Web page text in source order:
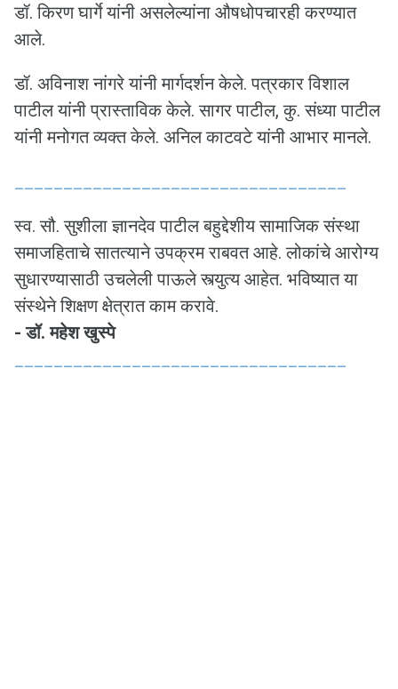
डॉ. किरण घार्गे यांनी असलेल्यांना औषधोपचारही करण्यात
आले.
डॉ. अविनाश नांगरे यांनी मार्गदर्शन केले. पत्रकार विशाल
पाटील यांनी प्रास्ताविक केले. सागर पाटील, कु. संध्या पाटील
यांनी मनोगत व्यक्त केले. अनिल काटवटे यांनी आभार मानले.
स्व. सौ. सुशीला ज्ञानदेव पाटील बहुद्देशीय सामाजिक संस्था
समाजहिताचे सातत्याने उपक्रम राबवत आहे. लोकांचे आरोग्य
सुधारण्यासाठी उचलेली पाऊले स्त्युत्य आहेत. भविष्यात या
संस्थेने शिक्षण क्षेत्रात काम करावे.
- डॉ. महेश खुस्पे